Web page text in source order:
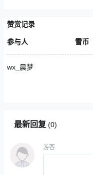
赞赏记录
参与人 雪币
wx_晨梦
最新回复 (0)
游客